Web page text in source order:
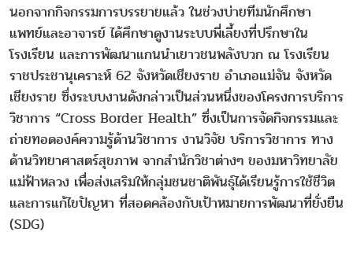
นอกจากกิจกรรมการบรรยายแล้ว ในช่วงบ่ายทีมนักศึกษา
แพทย์และอาจารย์ ได้ศึกษาดูงานระบบพี่เลี้ยงที่ปรึกษาใน
โรงเรียน และการพัฒนาแกนนำเยาวชนพลังบวก ณ โรงเรียน
ราชประชานุเคราะห์ 62 จังหวัดเชียงราย อำเภอแม่จัน จังหวัด
เชียงราย ซึ่งระบบงานดังกล่าวเป็นส่วนหนึ่งของโครงการบริการ
วิชาการ “Cross Border Health” ซึ่งเป็นการจัดกิจกรรมและ
ถ่ายทอดองค์ความรู้ด้านวิชาการ งานวิจัย บริการวิชาการ ทาง
ด้านวิทยาศาสตร์สุขภาพ จากสำนักวิชาต่างๆ ของมหาวิทยาลัย
แม่ฟ้าหลวง เพื่อส่งเสริมให้กลุ่มชนชาติพันธุ์ได้เรียนรู้การใช้ชีวิต
และการแก้ไขปัญหา ที่สอดคล้องกับเป้าหมายการพัฒนาที่ยั่งยืน
(SDG)